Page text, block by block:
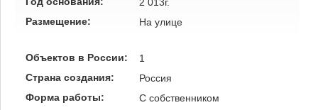
Размещение:
На улице
Объектов в России:
1
Страна создания:
Россия
Форма работы:
C собственником